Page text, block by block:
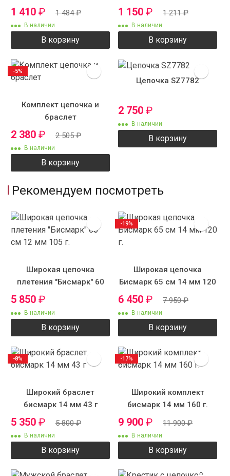
рисунком
1 410 ₽ 1 484₽
В наличии
В корзину
1 150 ₽ 1 211₽
В наличии
В корзину
Комплект цепочка и
браслет
2 380 ₽ 2 505₽
В наличии
В корзину
-5%
Цепочка SZ7782
2 750 ₽
В наличии
В корзину
Рекомендуем посмотреть
Широкая цепочка
плетения "Бисмарк" 60
см 12 мм 105 г.
5 850 ₽
В наличии
В корзину
Широкая цепочка
Бисмарк 65 см 14 мм 120
6 450 ₽ 7 950₽
В наличии
В корзину
-19%
Широкий браслет
бисмарк 14 мм 43 г
5 350 ₽ 5 800₽
В наличии
В корзину
-8%
Широкий комплект
бисмарк 14 мм 160 г.
9 900 ₽ 11 900₽
В наличии
В корзину
-17%